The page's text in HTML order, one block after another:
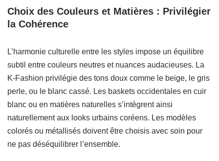
Choix des Couleurs et Matières : Privilégier
la Cohérence
L’harmonie culturelle entre les styles impose un équilibre
subtil entre couleurs neutres et nuances audacieuses. La
K-Fashion privilégie des tons doux comme le beige, le gris
perle, ou le blanc cassé. Les baskets occidentales en cuir
blanc ou en matières naturelles s’intègrent ainsi
naturellement aux looks urbains coréens. Les modèles
colorés ou métallisés doivent être choisis avec soin pour
ne pas déséquilibrer l’ensemble.